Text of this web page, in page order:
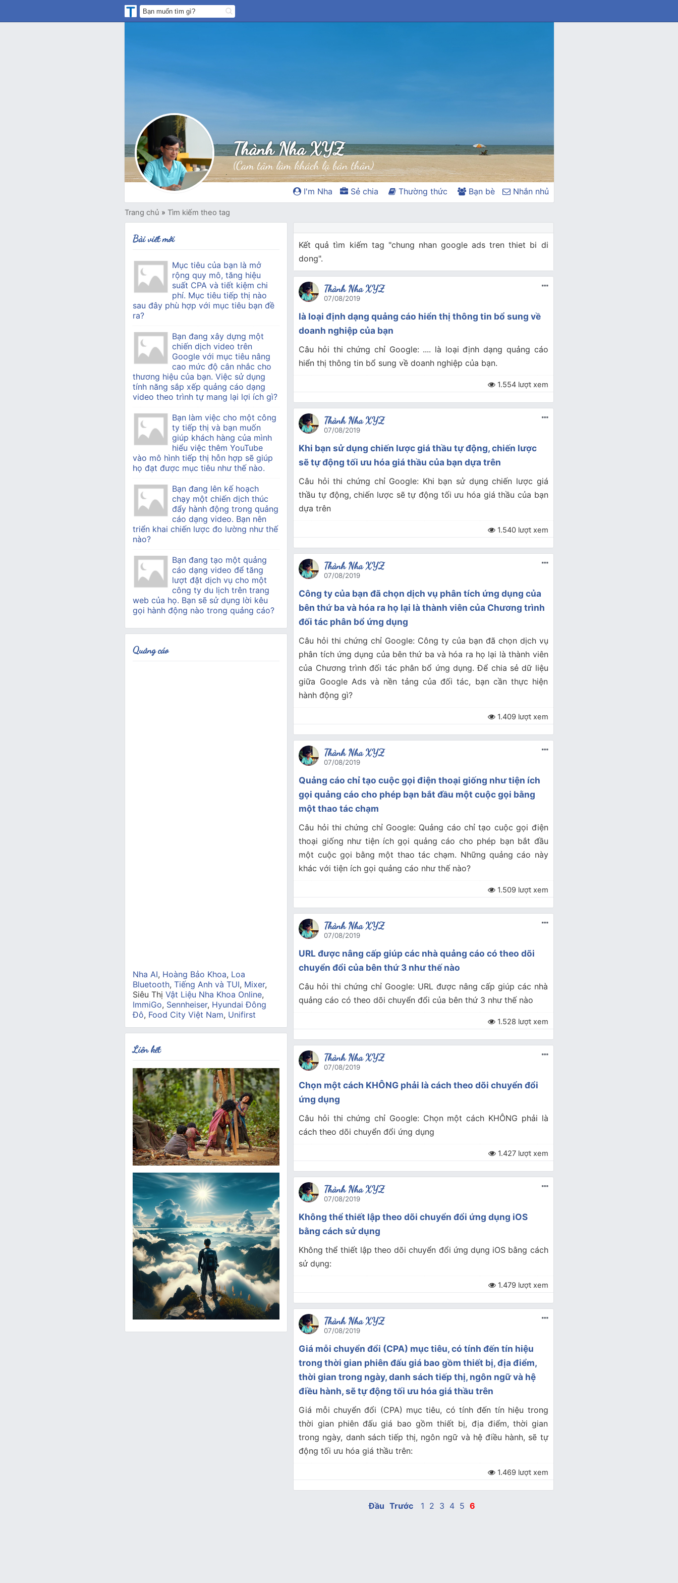
Thành Nha XYZ
(Cam tâm làm khách lạ bản thân)
I'm Nha Sẻ chia Thường thức Bạn bè Nhắn nhủ
Trang chủ » Tìm kiếm theo tag
Kết quả tìm kiếm tag "chung nhan google ads tren thiet bi di
dong".
Thành Nha XYZ
07/08/2019
là loại định dạng quảng cáo hiển thị thông tin bổ sung về
doanh nghiệp của bạn
Câu hỏi thi chứng chỉ Google: .... là loại định dạng quảng cáo
hiển thị thông tin bổ sung về doanh nghiệp của bạn.
1.554 lượt xem
Thành Nha XYZ
07/08/2019
Khi bạn sử dụng chiến lược giá thầu tự động, chiến lược
sẽ tự động tối ưu hóa giá thầu của bạn dựa trên
Câu hỏi thi chứng chỉ Google: Khi bạn sử dụng chiến lược giá
thầu tự động, chiến lược sẽ tự động tối ưu hóa giá thầu của bạn
dựa trên
1.540 lượt xem
Thành Nha XYZ
07/08/2019
Công ty của bạn đã chọn dịch vụ phân tích ứng dụng của
bên thứ ba và hóa ra họ lại là thành viên của Chương trình
đối tác phân bổ ứng dụng
Câu hỏi thi chứng chỉ Google: Công ty của bạn đã chọn dịch vụ
phân tích ứng dụng của bên thứ ba và hóa ra họ lại là thành viên
của Chương trình đối tác phân bổ ứng dụng. Để chia sẻ dữ liệu
giữa Google Ads và nền tảng của đối tác, bạn cần thực hiện
hành động gì?
1.409 lượt xem
Thành Nha XYZ
07/08/2019
Quảng cáo chỉ tạo cuộc gọi điện thoại giống như tiện ích
gọi quảng cáo cho phép bạn bắt đầu một cuộc gọi bằng
một thao tác chạm
Câu hỏi thi chứng chỉ Google: Quảng cáo chỉ tạo cuộc gọi điện
thoại giống như tiện ích gọi quảng cáo cho phép bạn bắt đầu
một cuộc gọi bằng một thao tác chạm. Những quảng cáo này
khác với tiện ích gọi quảng cáo như thế nào?
1.509 lượt xem
Thành Nha XYZ
07/08/2019
URL được nâng cấp giúp các nhà quảng cáo có theo dõi
chuyển đổi của bên thứ 3 như thế nào
Câu hỏi thi chứng chỉ Google: URL được nâng cấp giúp các nhà
quảng cáo có theo dõi chuyển đổi của bên thứ 3 như thế nào
1.528 lượt xem
Thành Nha XYZ
07/08/2019
Chọn một cách KHÔNG phải là cách theo dõi chuyển đổi
ứng dụng
Câu hỏi thi chứng chỉ Google: Chọn một cách KHÔNG phải là
cách theo dõi chuyển đổi ứng dụng
1.427 lượt xem
Thành Nha XYZ
07/08/2019
Không thể thiết lập theo dõi chuyển đổi ứng dụng iOS
bằng cách sử dụng
Không thể thiết lập theo dõi chuyển đổi ứng dụng iOS bằng cách
sử dụng:
1.479 lượt xem
Thành Nha XYZ
07/08/2019
Giá mỗi chuyển đổi (CPA) mục tiêu, có tính đến tín hiệu
trong thời gian phiên đấu giá bao gồm thiết bị, địa điểm,
thời gian trong ngày, danh sách tiếp thị, ngôn ngữ và hệ
điều hành, sẽ tự động tối ưu hóa giá thầu trên
Giá mỗi chuyển đổi (CPA) mục tiêu, có tính đến tín hiệu trong
thời gian phiên đấu giá bao gồm thiết bị, địa điểm, thời gian
trong ngày, danh sách tiếp thị, ngôn ngữ và hệ điều hành, sẽ tự
động tối ưu hóa giá thầu trên:
1.469 lượt xem
Đầu Trước 1 2 3 4 5 6
Bài viết mới
Mục tiêu của bạn là mở
rộng quy mô, tăng hiệu
suất CPA và tiết kiệm chi
phí. Mục tiêu tiếp thị nào
sau đây phù hợp với mục tiêu bạn đề
ra?
Bạn đang xây dựng một
chiến dịch video trên
Google với mục tiêu nâng
cao mức độ cân nhắc cho
thương hiệu của bạn. Việc sử dụng
tính năng sắp xếp quảng cáo dạng
video theo trình tự mang lại lợi ích gì?
Bạn làm việc cho một công
ty tiếp thị và bạn muốn
giúp khách hàng của mình
hiểu việc thêm YouTube
vào mô hình tiếp thị hỗn hợp sẽ giúp
họ đạt được mục tiêu như thế nào.
Bạn đang lên kế hoạch
chạy một chiến dịch thúc
đẩy hành động trong quảng
cáo dạng video. Bạn nên
triển khai chiến lược đo lường như thế
nào?
Bạn đang tạo một quảng
cáo dạng video để tăng
lượt đặt dịch vụ cho một
công ty du lịch trên trang
web của họ. Bạn sẽ sử dụng lời kêu
gọi hành động nào trong quảng cáo?
Quảng cáo
Nha AI, Hoàng Bảo Khoa, Loa
Bluetooth, Tiếng Anh và TUI, Mixer,
Siêu Thị Vật Liệu Nha Khoa Online,
ImmiGo, Sennheiser, Hyundai Đông
Đô, Food City Việt Nam, Unifirst
Liên kết